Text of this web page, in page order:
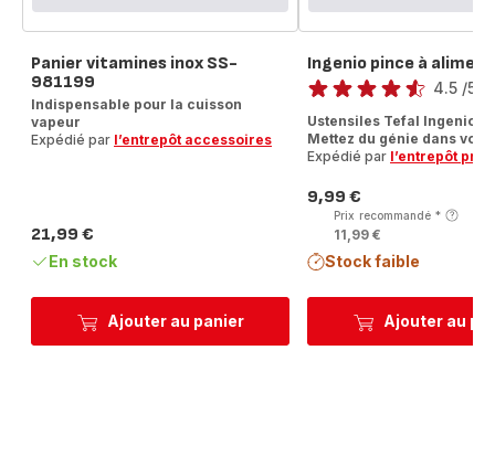
Ajouter au panier
Panier vitamines inox SS-
981199
Indispensable pour la cuisson
vapeur
Expédié par l’entrepôt accessoires
Prix
21,99 €
En stock
Ajouter au
Ingenio pince à
Note
4.5 /5
Ustensiles Tefal Ingenio
Mettez du génie dans vos
Expédié par l’entrepôt
Prix
9,99 €
Prix recommandé *
11,99 €
Stock faible